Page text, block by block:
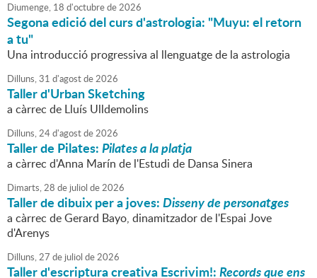
Diumenge, 18 d'octubrede2026
Segona edició del curs d'astrologia: "Muyu: el retorn
a tu"
Una introducció progressiva al llenguatge de la astrologia
Dilluns,31 d'agostde2026
Taller d'Urban Sketching
a càrrec de Lluís Ulldemolins
Dilluns,24d'agostde2026
Taller de Pilates:Pilates a la platja
a càrrec d'Anna Marín de l'Estudi de Dansa Sinera
Dimarts,28 de juliol de2026
Taller de dibuix per a joves:Disseny de personatges
a càrrec de Gerard Bayo, dinamitzador de l'Espai Jove
d'Arenys
Dilluns,27 de juliol de2026
Taller d'escriptura creativa Escrivim!:Records que ens